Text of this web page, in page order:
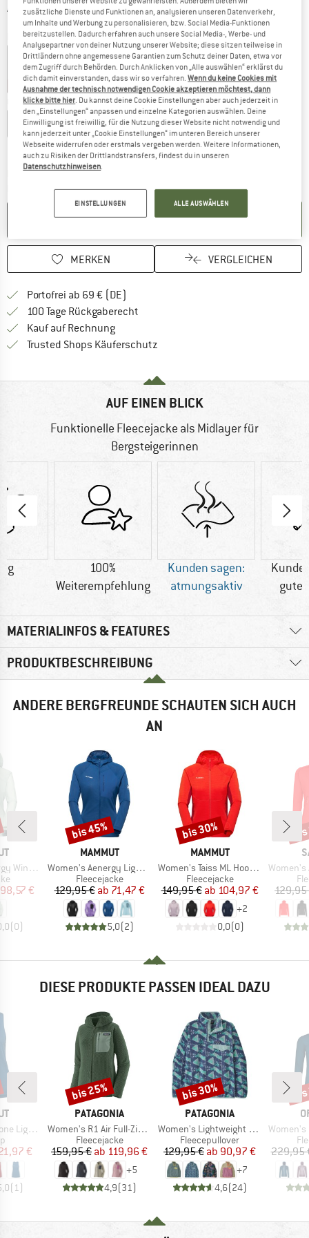
Auslaufmodell
Farbe:Marine
40% 45% 50% 50%
Größe wählen:
XS S M L XL XXL
Größentabelle
Lieferzeit: 2-4 WerktageDer Link öffnet sich in einer Infobox und
IN DEN WARENKORB
MERKEN VERGLEICHEN
Portofrei ab 69 € (DE)
100 Tage Rückgaberecht
Kauf auf RechnungFinde die Zahlungs-Infos hier! Öffnet
Trusted Shops Käuferschutz
AUF EINEN BLICK
Funktionelle Fleecejacke als Midlayer für
Bergsteigerinnen
g
100%
Weiterempfehlung
Kunden sagen:
atmungsaktiv
gute
MATERIALINFOS & FEATURES
PRODUKTBESCHREIBUNG
ANDERE BERGFREUNDE SCHAUTEN SICH AUCH
AN
Jacket
Preis
98,57 €
(0)
MARKE
MAMMUT
Artikel
Women's Aenergy Light Midlayer Hooded Jacket
Produktgruppe
Fleecejacke
Preis
129,95 € reduzierter Preis
ab 71,47 €
5,0(2)
Rabatt
bis 45%
MARKE
MAMMUT
Artikel
Women's Taiss ML Hooded Jacket
Produktgruppe
Fleecejacke
Preis
149,95 € reduzierter Preis
ab 104,97 €
+2
0,0(0)
Rabatt
bis 30%
Artikel
Women's Agner
129,95
DIESE PRODUKTE PASSEN IDEAL DAZU
Top
Preis
€
(1 )
MARKE
PATAGONIA
Artikel
Women's R1 Air Full-Zip Hoody
Produktgruppe
Fleecejacke
Preis
159,95 € reduzierter Preis
ab 119,96 €
+5
4,9(31 )
Rabatt
bis 25%
MARKE
PATAGONIA
Artikel
Women's Lightweight Synchilla Snap-T Fleece Pullov
Produktgruppe
Fleecepullover
Preis
129,95 € reduzierter Preis
ab 90,97 €
+7
4,6(24)
Rabatt
bis 30%
Artikel
Women's
229,95
zusätzliche Dienste und Funktionen an, analysieren unseren Datenverkehr,
um Inhalte und Werbung zu personalisieren, bzw. Social Media-Funktionen
bereitzustellen. Dadurch erfahren auch unsere Social Media-, Werbe- und
Analysepartner von deiner Nutzung unserer Website; diese sitzen teilweise in
Drittländern ohne angemessene Garantien zum Schutz deiner Daten, etwa vor
dem Zugriff durch Behörden. Durch Anklicken von „Alle auswählen“ erklärst du
dich damit einverstanden, dass wir so verfahren.Wenn du keine Cookies mit
Ausnahme der technisch notwendigen Cookie akzeptieren möchtest, dann
klicke bitte hier . Du kannst deine Cookie Einstellungen aber auch jederzeit in
den „Einstellungen“ anpassen und einzelne Kategorien auswählen. Deine
Einwilligung ist freiwillig, für die Nutzung dieser Website nicht notwendig und
kann jederzeit unter „Cookie Einstellungen“ im unteren Bereich unserer
Webseite widerrufen oder erstmals vergeben werden. Weitere Informationen,
auch zu Risiken der Drittlandstransfers, findest du in unseren
Datenschutzhinweisen
EINSTELLUNGEN ALLE AUSWÄHLEN